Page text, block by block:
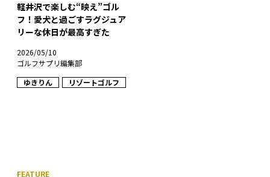
軽井沢で楽しむ“映え”ゴル
フ！愛犬と過ごすラグジュア
リーな休日が最高すぎた
2026/05/10
ゴルフサプリ編集部
ゆきりん
リゾートゴルフ